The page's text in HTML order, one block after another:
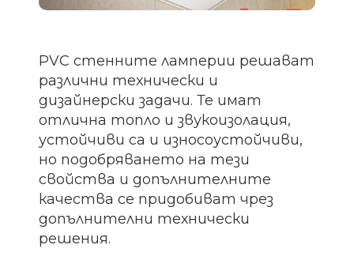
PVC стенните ламперии решават
различни технически и
дизайнерски задачи. Те имат
отлична топло и звукоизолация,
устойчиви са и износоустойчиви,
но подобряването на тези
свойства и допълнителните
качества се придобиват чрез
допълнителни технически
решения.